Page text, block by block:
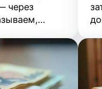
через
залоги
Следуя
вы
на